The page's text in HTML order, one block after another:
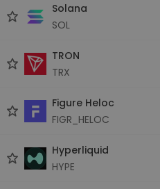
Solana
SOL
TRON
TRX
Figure Heloc
FIGR_HELOC
Hyperliquid
HYPE